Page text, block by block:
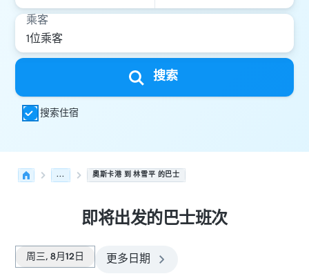
乘客
搜索
搜索住宿
... 奧斯卡港 到 林雪平 的巴士
即将出发的巴士班次
周三, 8月12日 更多日期